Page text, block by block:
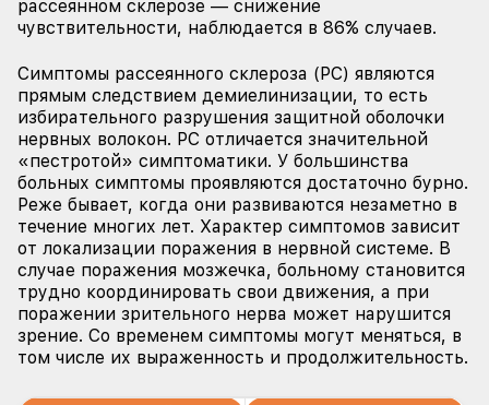
рассеянном склерозе — снижение
чувствительности, наблюдается в 86% случаев.
Симптомы рассеянного склероза (РС) являются
прямым следствием демиелинизации, то есть
избирательного разрушения защитной оболочки
нервных волокон. РС отличается значительной
«пестротой» симптоматики. У большинства
больных симптомы проявляются достаточно бурно.
Реже бывает, когда они развиваются незаметно в
течение многих лет. Характер симптомов зависит
от локализации поражения в нервной системе. В
случае поражения мозжечка, больному становится
трудно координировать свои движения, а при
поражении зрительного нерва может нарушится
зрение. Со временем симптомы могут меняться, в
том числе их выраженность и продолжительность.